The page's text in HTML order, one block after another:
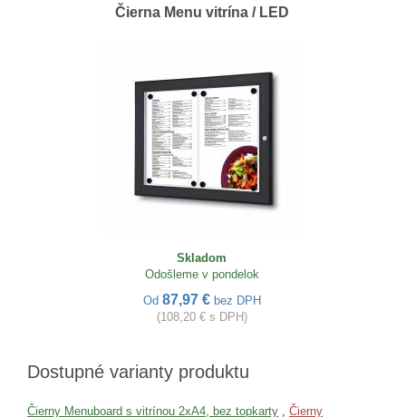
Čierna Menu vitrína / LED
Skladom
Odošleme v pondelok
Od 87,97 € bez DPH
(108,20 € s DPH)
Dostupné varianty produktu
Čierny Menuboard s vitrínou 2xA4, bez topkarty , Čierny